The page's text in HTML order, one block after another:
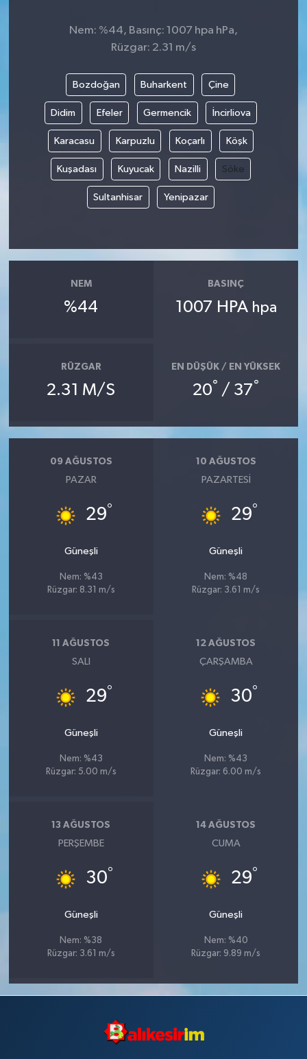
Nem: %44, Basınç: 1007 hpa hPa,
Rüzgar: 2.31 m/s
Bozdoğan Buharkent Çine
Didim Efeler Germencik İncirliova
Karacasu Karpuzlu Koçarlı Köşk
Kuşadası Kuyucak Nazilli Söke
Sultanhisar Yenipazar
NEM
%44
BASINÇ
1007 HPA hpa
RÜZGAR
2.31 M/S
EN DÜŞÜK / EN YÜKSEK
20° / 37°
09 AĞUSTOS
PAZAR
29°
Güneşli
Nem: %43
Rüzgar: 8.31 m/s
10 AĞUSTOS
PAZARTESI
29°
Güneşli
Nem: %48
Rüzgar: 3.61 m/s
11 AĞUSTOS
SALI
29°
Güneşli
Nem: %43
Rüzgar: 5.00 m/s
12 AĞUSTOS
ÇARŞAMBA
30°
Güneşli
Nem: %43
Rüzgar: 6.00 m/s
13 AĞUSTOS
PERŞEMBE
30°
Güneşli
Nem: %38
Rüzgar: 3.61 m/s
14 AĞUSTOS
CUMA
29°
Güneşli
Nem: %40
Rüzgar: 9.89 m/s